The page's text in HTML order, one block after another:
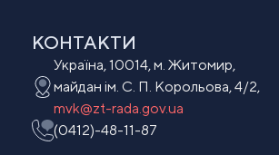
КОНТАКТИ
Україна, 10014, м. Житомир,
майдан ім. С. П. Корольова, 4/2,
mvk@zt-rada.gov.ua
(0412)-48-11-87